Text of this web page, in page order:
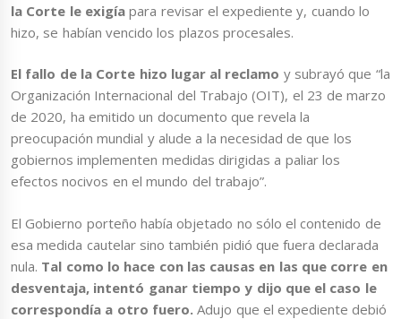
la Corte le exigíapara revisar el expediente y, cuando lo
hizo, se habían vencido los plazos procesales.
El fallo de la Corte hizo lugar al reclamo y subrayó que “la
Organización Internacional del Trabajo (OIT), el 23 de marzo
de 2020, ha emitido un documento que revela la
preocupación mundial y alude a la necesidad de que los
gobiernos implementen medidas dirigidas a paliar los
efectos nocivos en el mundo del trabajo”.
El Gobierno porteño había objetado no sólo el contenido de
esa medida cautelar sino también pidió que fuera declarada
nula. Tal como lo hace con las causas en las que corre en
desventaja, intentó ganar tiempo y dijo que el caso le
correspondía a otro fuero. Adujo que el expediente debió